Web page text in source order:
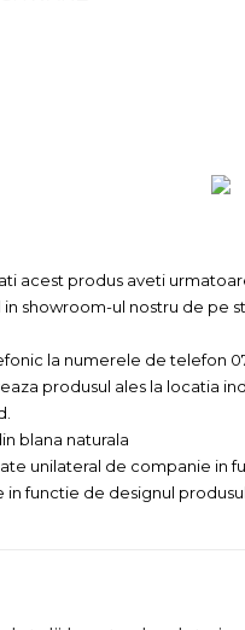
acest produs aveti
showroom-ul nostru de pe
la numerele de telefon
produsul ales la locatia
blana naturala
unilateral de companie in
in functie de designul